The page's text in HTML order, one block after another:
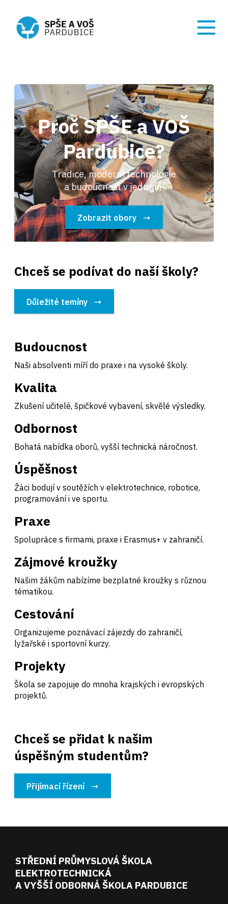
Proč SPŠE a VOŠ
Pardubice?
Tradice, moderní technologie
a budoucnost v jednom.
Zobrazit obory
Chceš se podívat do naší školy?
Důležité temíny
Budoucnost
Naši absolventi míří do praxe i na vysoké školy.
Kvalita
Zkušení učitelé, špičkové vybavení, skvělé výsledky.
Odbornost
Bohatá nabídka oborů, vyšší technická náročnost.
Úspěšnost
Žáci bodují v soutěžích v elektrotechnice, robotice,
programování i ve sportu.
Praxe
Spolupráce s firmami, praxe i Erasmus+ v zahraničí.
Zájmové kroužky
Našim žákům nabízíme bezplatné kroužky s různou
tématikou.
Cestování
Organizujeme poznávací zájezdy do zahraničí,
lyžařské i sportovní kurzy.
Projekty
Škola se zapojuje do mnoha krajských i evropských
projektů.
Chceš se přidat k našim
úspěšným studentům?
Přijímací řízení
STŘEDNÍ PRŮMYSLOVÁ ŠKOLA
ELEKTROTECHNICKÁ
A VYŠŠÍ ODBORNÁ ŠKOLA PARDUBICE